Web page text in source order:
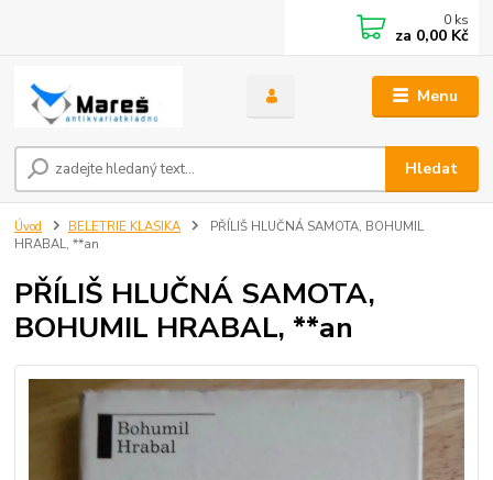
Menu
Hledat
0 ks
za 0,00 Kč
Úvod BELETRIE KLASIKA
PŘÍLIŠ HLUČNÁ SAMOTA, BOHUMIL
HRABAL, **an
PŘÍLIŠ HLUČNÁ SAMOTA,
BOHUMIL HRABAL, **an